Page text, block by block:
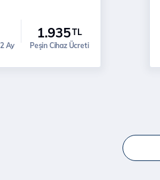
Ay
1.935TL
Peşin Cihaz Ücreti